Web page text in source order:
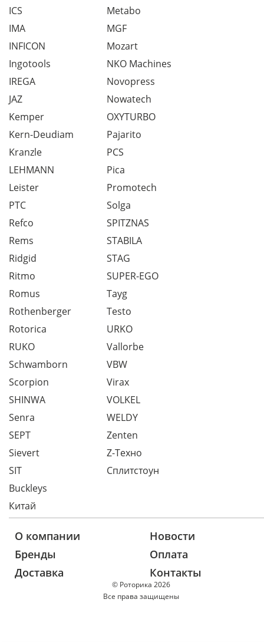
ICS
IMA
INFICON
Ingotools
IREGA
JAZ
Kemper
Kern-Deudiam
Kranzle
LEHMANN
Leister
Metabo
MGF
Mozart
NKO Machines
Novopress
Nowatech
OXYTURBO
Pajarito
PCS
Pica
Promotech
PTC
Refco
Rems
Ridgid
Ritmo
Romus
Rothenberger
Rotorica
RUKO
Schwamborn
Scorpion
SHINWA
Senra
SEPT
Sievert
SIT
Solga
SPITZNAS
STABILA
STAG
SUPER-EGO
Tayg
Testo
URKO
Vallorbe
VBW
Virax
VOLKEL
WELDY
Zenten
Z-Техно
Сплитстоун
Buckleys
Китай
© Роторика 2026
Все права защищены
О компании
Новости
Бренды
Оплата
Доставка
Контакты